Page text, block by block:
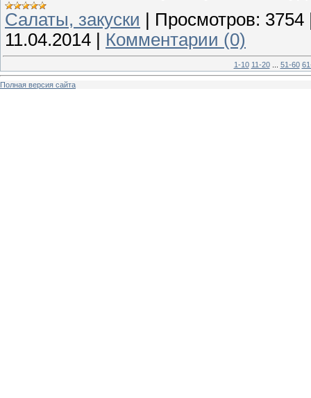
Cалаты, закуски | Просмотров: 3754
11.04.2014 | Комментарии (0)
1-10 11-20 51-60
Полная версия сайта